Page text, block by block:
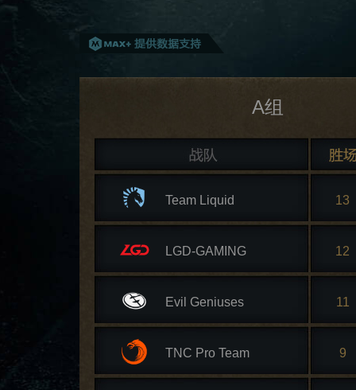
A组
Team Liquid 13
LGD-GAMING 12
Evil Geniuses 11
TNC Pro Team 9